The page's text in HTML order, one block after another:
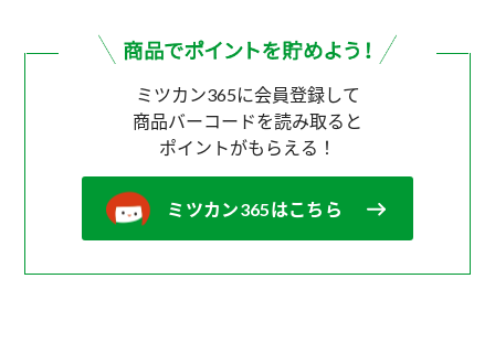
ミツカン365に会員登録して
商品バーコードを読み取ると
ポイントがもらえる！
ミツカン365はこちら